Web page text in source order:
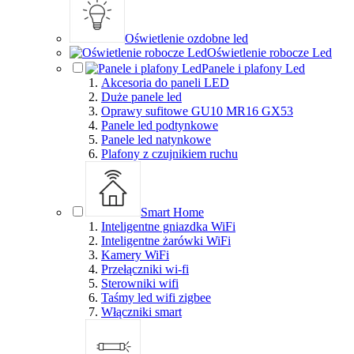
Oświetlenie ozdobne led
Oświetlenie robocze Led
Panele i plafony Led
Akcesoria do paneli LED
Duże panele led
Oprawy sufitowe GU10 MR16 GX53
Panele led podtynkowe
Panele led natynkowe
Plafony z czujnikiem ruchu
Smart Home
Inteligentne gniazdka WiFi
Inteligentne żarówki WiFi
Kamery WiFi
Przełączniki wi-fi
Sterowniki wifi
Taśmy led wifi zigbee
Włączniki smart